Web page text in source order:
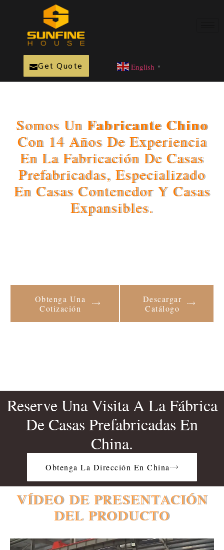
Get Quote English ▼
Somos Un Fabricante Chino
Con 14 Años De Experiencia
En La Fabricación De Casas
Prefabricadas, Especializado
En Casas Contenedor Y Casas
Expansibles.
Obtenga Una
Cotización
Descargar
Catálogo
Reserve Una Visita A La Fábrica
De Casas Prefabricadas En
China.
Obtenga La Dirección En China
VÍDEO DE PRESENTACIÓN
DEL PRODUCTO